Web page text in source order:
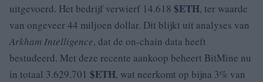
uitgevoerd. Het bedrijf verwierf 14.618 $ETH, ter waarde
van ongeveer 44 miljoen dollar. Dit blijkt uit analyses van
Arkham Intelligence, dat de on-chain data heeft
bestudeerd. Met deze recente aankoop beheert BitMine nu
in totaal 3.629.701 $ETH, wat neerkomt op bijna 3% van